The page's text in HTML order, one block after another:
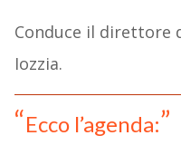
Conduce il direttore
Iozzia.
Ecco l’agenda: